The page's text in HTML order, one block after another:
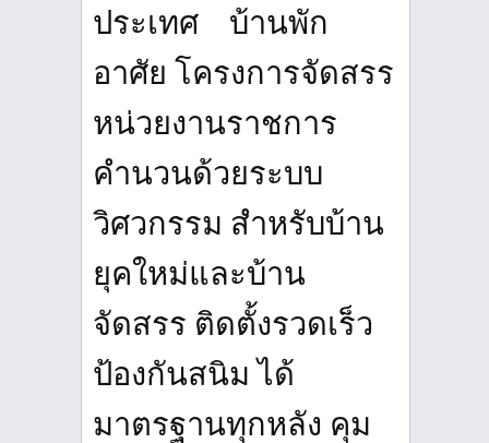
ประเทศ บ้านพัก
อาศัย โครงการจัดสรร
หน่วยงานราชการ
คำนวนด้วยระบบ
วิศวกรรม สำหรับบ้าน
ยุคใหม่และบ้าน
จัดสรร ติดตั้งรวดเร็ว
ป้องกันสนิม ได้
มาตรฐานทุกหลัง คุม